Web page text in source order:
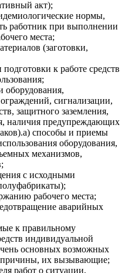
акт);
нормы,
работник при выполнении
места;
(заготовки,
к работе средств
оборудования,
сигнализации,
защитного заземления,
наличия предупреждающих
способы и приемы
оборудования,
механизмов,
с исходными
рабочего места;
аварийных
к правильному
индивидуальной
основных возможных
причины, их вызывающие;
работ о ситуации,